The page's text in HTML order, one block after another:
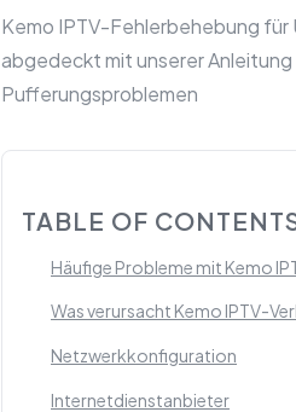
Kemo IPTV-Fehlerbehebung für
abgedeckt mit unserer
Pufferungsproblemen
TABLE OF
Häufige Probleme mit Kemo
Was verursacht Kemo IPTV-
Netzwerkkonfiguration
Internetdienstanbieter